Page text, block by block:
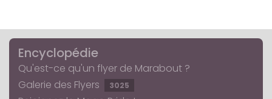
Encyclopédie
Qu'est-ce qu'un flyer de Marabout ?
Galerie des Flyers
3025